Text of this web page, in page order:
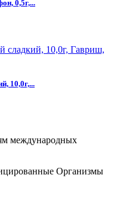
0,5г,...
10,0г,...
международных
Организмы